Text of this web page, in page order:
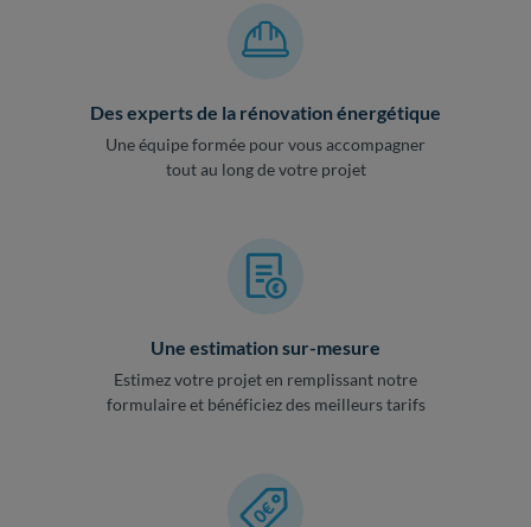
Des experts de la rénovation énergétique
Une équipe formée pour vous accompagner
tout au long de votre projet
Une estimation sur-mesure
Estimez votre projet en remplissant notre
formulaire et bénéficiez des meilleurs tarifs